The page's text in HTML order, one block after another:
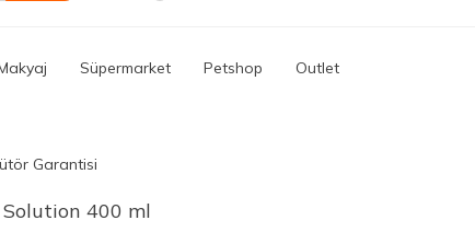
Süpermarket Petshop Outlet
Garantisi
400 ml